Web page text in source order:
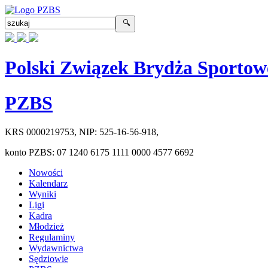
Polski Związek Brydża
PZBS
KRS 0000219753, NIP: 525-16-56-918,
konto PZBS: 07 1240 6175 1111 0000 4577 6692
Nowości
Kalendarz
Wyniki
Ligi
Kadra
Młodzież
Regulaminy
Wydawnictwa
Sędziowie